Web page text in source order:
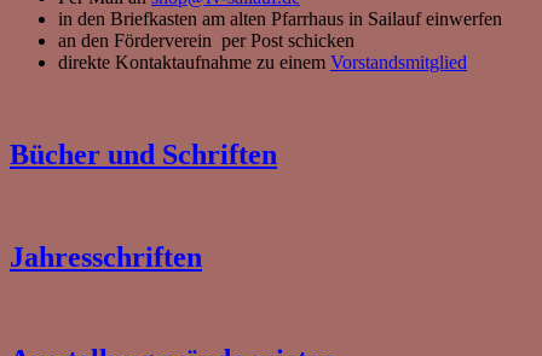
in den Briefkasten am alten Pfarrhaus in Sailauf einwerfen
an den Förderverein per Post schicken
direkte Kontaktaufnahme zu einem Vorstandsmitglied
Bücher und Schriften
Jahresschriften